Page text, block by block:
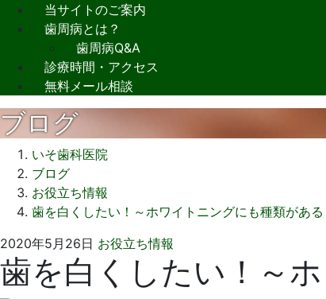
当サイトのご案内
歯周病とは？
歯周病Q&A
診療時間・アクセス
無料メール相談
ブログ
いそ歯科医院
ブログ
お役立ち情報
歯を白くしたい！～ホワイトニングにも種類がある
2020年5月26日 お役立ち情報
年
5
そ
歯
歯を白くしたい！～